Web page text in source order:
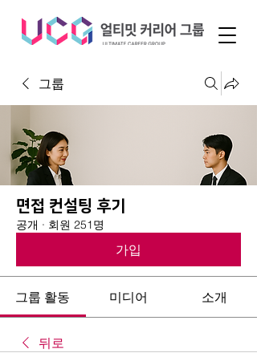
그룹
면접 컨설팅 후기
공개 · 회원 251명
가입
그룹 활동 미디어 소개
뒤로